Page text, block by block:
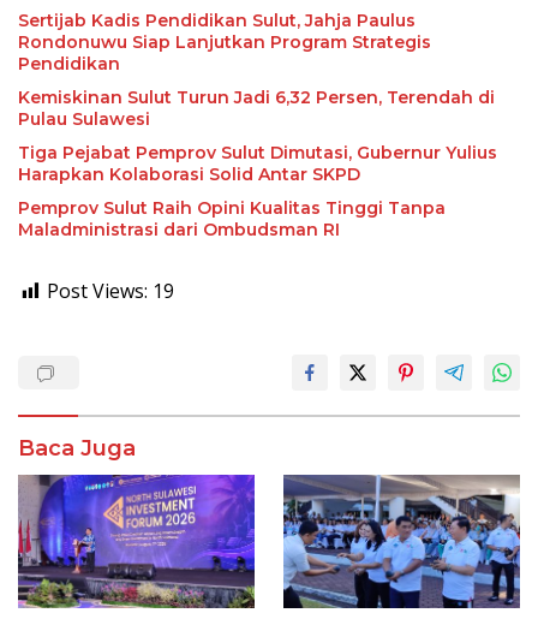
Sertijab Kadis Pendidikan Sulut, Jahja Paulus
Rondonuwu Siap Lanjutkan Program Strategis
Pendidikan
Kemiskinan Sulut Turun Jadi 6,32 Persen, Terendah di
Pulau Sulawesi
Tiga Pejabat Pemprov Sulut Dimutasi, Gubernur Yulius
Harapkan Kolaborasi Solid Antar SKPD
Pemprov Sulut Raih Opini Kualitas Tinggi Tanpa
Maladministrasi dari Ombudsman RI
Post Views: 19
Baca Juga